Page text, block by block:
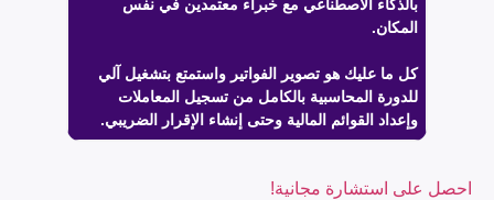
بالذكاء الاصطناعي مع خبراء معتمدين في نفس
المكان.
كل ما عليك هو تصوير الفواتير واستمتع بتشغيل آلي
للدورة المحاسبية بالكامل من تسجيل المعاملات
وإعداد القوائم المالية وحتى إنشاء الإقرار الضريبي.
احصل على استشارة مجانية!